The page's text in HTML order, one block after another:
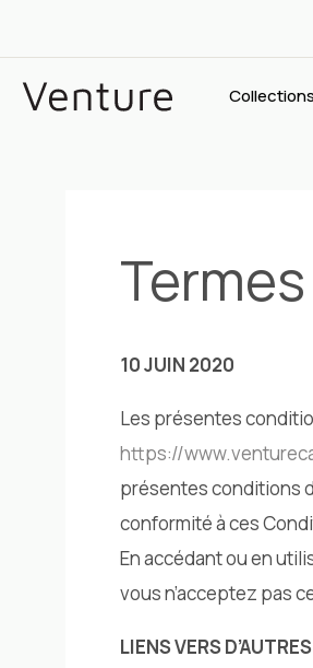
Collections
10 JUIN 2020
Les présentes
https://
présentes conditions
conformité à ces
En accédant ou en
vous n’acceptez pas
LIENS VERS